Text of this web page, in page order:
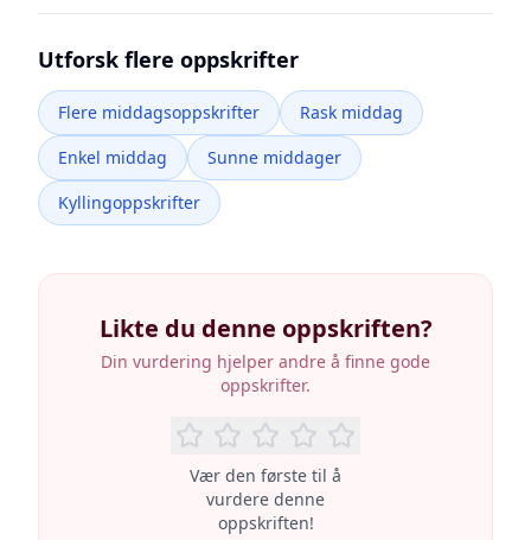
Utforsk flere oppskrifter
Flere middagsoppskrifter
Rask middag
Enkel middag
Sunne middager
Kyllingoppskrifter
Likte du denne oppskriften?
Din vurdering hjelper andre å finne gode
oppskrifter.
Vær den første til å
vurdere denne
oppskriften!